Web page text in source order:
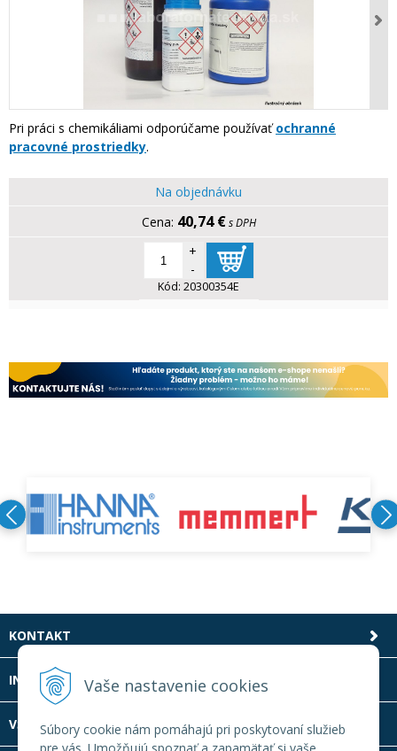
Vaše nastavenie cookies
Súbory cookie nám pomáhajú pri poskytovaní služieb
Pri práci s chemikáliami odporúčame používaťochranné
pracovné prostriedky.
Na objednávku
40,74 € s DPH
+
-
Kód: 20300354E
KONTAKT
INFOLINKA
VŠETKO O NÁKUPE